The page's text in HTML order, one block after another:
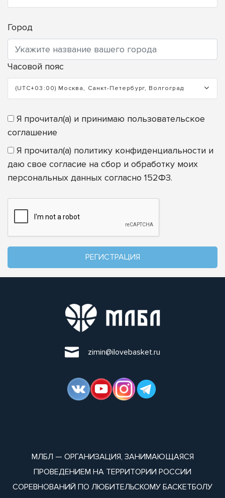
Город
Часовой пояс
(UTC+03:00) Москва, Санкт-Петербург, Волгоград
Я прочитал(а) и принимаю пользовательское
соглашение
Я прочитал(а) политику конфиденциальности и
даю свое согласие на сбор и обработку моих
персональных данных согласно 152ФЗ.
РЕГИСТРАЦИЯ
zimin@ilovebasket.ru
МЛБЛ — ОРГАНИЗАЦИЯ, ЗАНИМАЮЩАЯСЯ
ПРОВЕДЕНИЕМ НА ТЕРРИТОРИИ РОССИИ
СОРЕВНОВАНИЙ ПО ЛЮБИТЕЛЬСКОМУ БАСКЕТБОЛУ